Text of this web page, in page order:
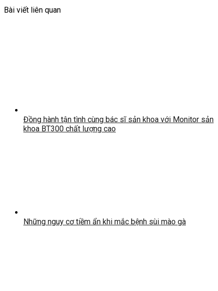
Bài viết liên quan
Đồng hành tận tình cùng bác sĩ sản khoa với Monitor sản
khoa BT300 chất lượng cao
Những nguy cơ tiềm ẩn khi mắc bệnh sùi mào gà